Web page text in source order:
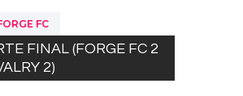
FC
FINAL (FORGE FC 2
2)